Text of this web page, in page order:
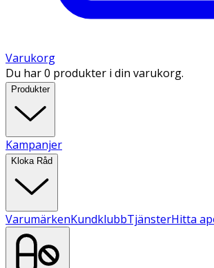
Varukorg
Du har 0 produkter i din varukorg.
Produkter
Kampanjer
Kloka Råd
VarumärkenKundklubbTjänsterHitta